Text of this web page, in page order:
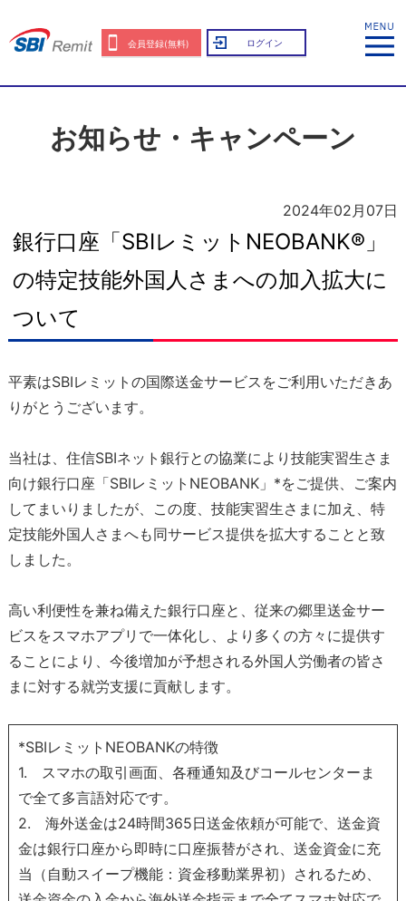
会員登録(無料) ログイン
お知らせ・キャンペーン
2024年02月07日
銀行口座「SBIレミットNEOBANK®」
の特定技能外国人さまへの加入拡大に
ついて
平素はSBIレミットの国際送金サービスをご利用いただきあ
りがとうございます。
当社は、住信SBIネット銀行との協業により技能実習生さま
向け銀行口座「SBIレミットNEOBANK」*をご提供、ご案内
してまいりましたが、この度、技能実習生さまに加え、特
定技能外国人さまへも同サービス提供を拡大することと致
しました。
高い利便性を兼ね備えた銀行口座と、従来の郷里送金サー
ビスをスマホアプリで一体化し、より多くの方々に提供す
ることにより、今後増加が予想される外国人労働者の皆さ
まに対する就労支援に貢献します。
*SBIレミットNEOBANKの特徴
1. スマホの取引画面、各種通知及びコールセンターま
で全て多言語対応です。
2. 海外送金は24時間365日送金依頼が可能で、送金資
金は銀行口座から即時に口座振替がされ、送金資金に充
当（自動スイープ機能：資金移動業界初）されるため、